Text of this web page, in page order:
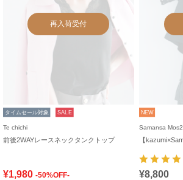
再入荷受付
タイムセール対象 SALE
Te chichi
前後2WAYレースネックタンクトップ
¥1,980 -50%OFF-
NEW
Samansa Mos2
¥8,800